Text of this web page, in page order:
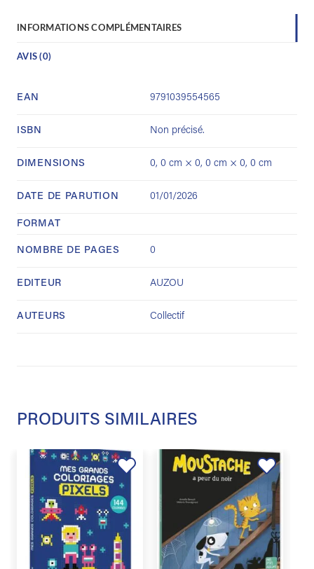
INFORMATIONS COMPLÉMENTAIRES
AVIS (0)
EAN 9791039554565
ISBN Non précisé.
DIMENSIONS 0, 0 cm × 0, 0 cm × 0, 0 cm
DATE DE PARUTION 01/01/2026
FORMAT
NOMBRE DE PAGES 0
EDITEUR AUZOU
AUTEURS Collectif
PRODUITS SIMILAIRES
Ajouter
liste de
souhaits
Ajouter
à la
liste de
souhaits